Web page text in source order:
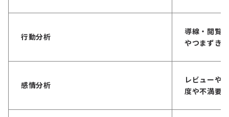
行動分析
導線・閲覧
やつまずき
感情分析
レビューや
度や不満要